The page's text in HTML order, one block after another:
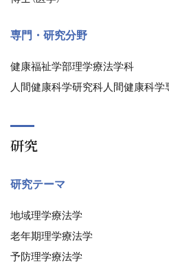
専門・研究分野
健康福祉学部理学療法学科
人間健康科学研究科人間健康科
研究
研究テーマ
地域理学療法学
老年期理学療法学
予防理学療法学